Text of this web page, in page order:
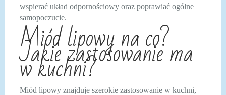
wspierać układ odpornościowy oraz poprawiać ogólne
samopoczucie.
Miód lipowy na co?
Jakie zastosowanie ma
w kuchni?
Miód lipowy znajduje szerokie zastosowanie w kuchni,